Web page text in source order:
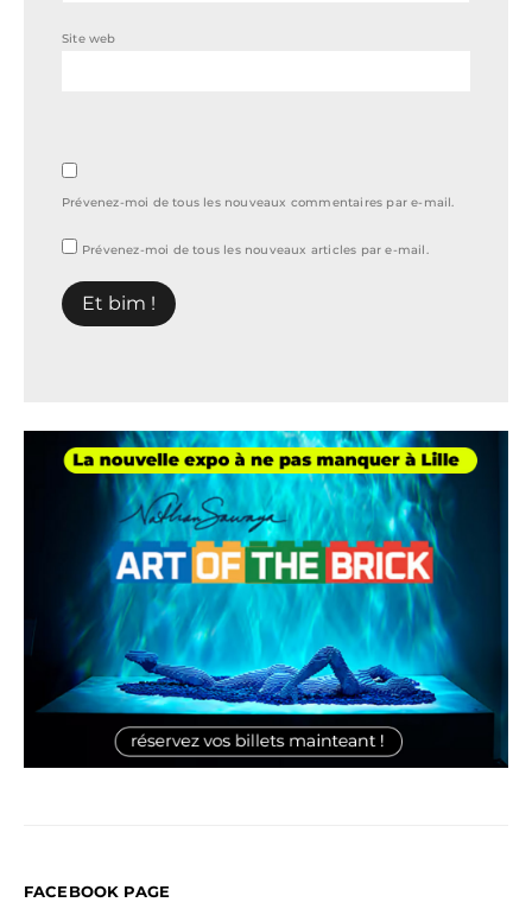
Site web
Prévenez-moi de tous les nouveaux commentaires par e-mail.
Prévenez-moi de tous les nouveaux articles par e-mail.
FACEBOOK PAGE